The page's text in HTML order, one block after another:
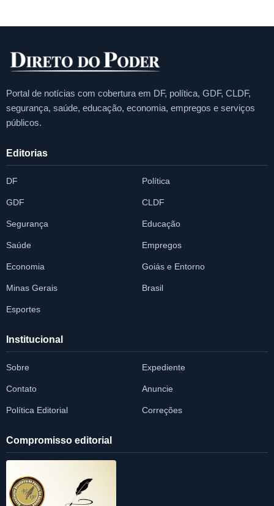
Portal de notícias com cobertura em DF, política, GDF, CLDF,
segurança, saúde, educação, economia, empregos e serviços
públicos.
Editorias
DF Política
GDF CLDF
Segurança Educação
Saúde Empregos
Economia Goiás e Entorno
Minas Gerais Brasil
Esportes
Institucional
Sobre Expediente
Contato Anuncie
Política Editorial Correções
Compromisso editorial